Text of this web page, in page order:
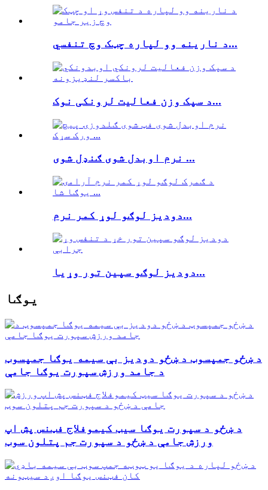
د نارینه وو لپاره چټک وچ تنفسي...
د سپک وزن فعالیت لرونکی نوک...
نرم اوبدل شوی ګنډل شوی ...
دودیز لوګو لوړ کمر نرم...
دودیز لوګو سپین تور وړیا...
یوګا
د ښځو جمپسوټ د ښځو دودیز بې سیمه یوګا جمپسوټ
د جامد ورزش سپورت یوګا جامې
د ښځو د سپورت یوګا سیټ کیموفلاج فټنس پش اپ
ورزش جامې د ښځو د سپورت جم پتلون سوټ